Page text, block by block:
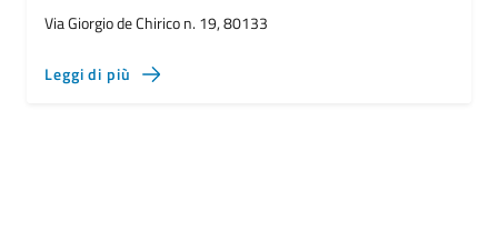
Via Giorgio de Chirico n. 19, 80133
Leggi di più